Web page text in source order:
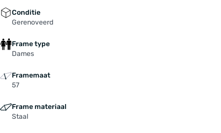
Conditie
Gerenoveerd
Frame type
Dames
Framemaat
57
Frame materiaal
Staal